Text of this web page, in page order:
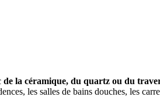
de la céramique, du quartz ou du
les salles de bains douches, les